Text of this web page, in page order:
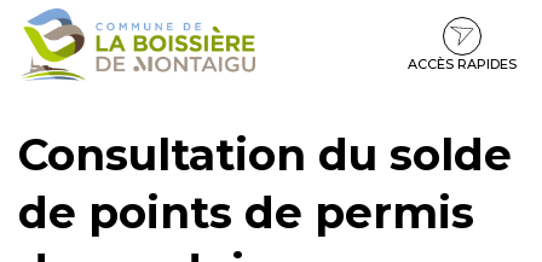
Gestion des traceurs
Aller
Aller
contenu
Aller
pied
ACCÈS RAPIDES
Consultation du solde
de points de permis